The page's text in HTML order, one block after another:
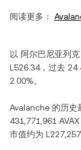
阅读更多：
以 阿尔巴尼亚列克
L526.34，过去 24
2.00%。
Avalanche 的历史
431,771,961 AVAX
市值约为